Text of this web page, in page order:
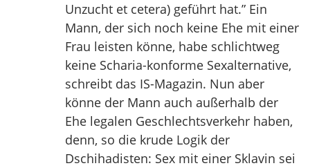
Unzucht et cetera) geführt hat.” Ein
Mann, der sich noch keine Ehe mit einer
Frau leisten könne, habe schlichtweg
keine Scharia-konforme Sexalternative,
schreibt das IS-Magazin. Nun aber
könne der Mann auch außerhalb der
Ehe legalen Geschlechtsverkehr haben,
denn, so die krude Logik der
Dschihadisten: Sex mit einer Sklavin sei